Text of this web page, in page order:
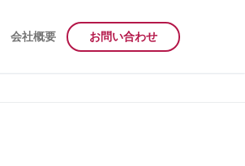
会社概要 お問い合わせ